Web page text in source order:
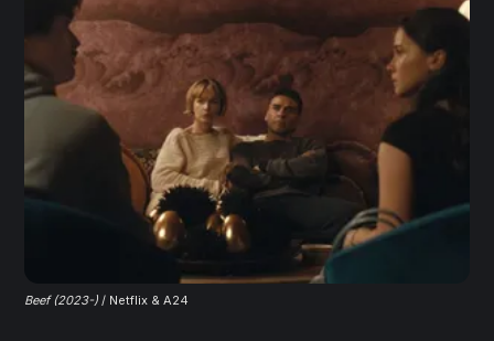
Beef (2023-) / Netflix & A24